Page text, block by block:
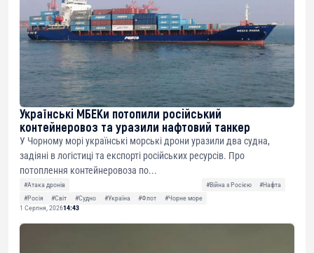
Українські МБЕКи потопили російський
контейнеровоз та уразили нафтовий танкер
У Чорному морі українські морські дрони уразили два судна,
задіяні в логістиці та експорті російських ресурсів. Про
потоплення контейнеровоза по...
#Атака дронів #Війна з Росією
#Нафта
#Росія
#Світ #Судно #Україна #Флот
#Чорне море
1 Серпня, 202614:43